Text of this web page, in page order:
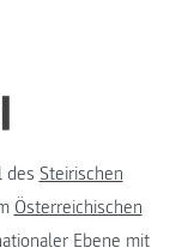
des Steirischen
Österreichischen
Ebene mit